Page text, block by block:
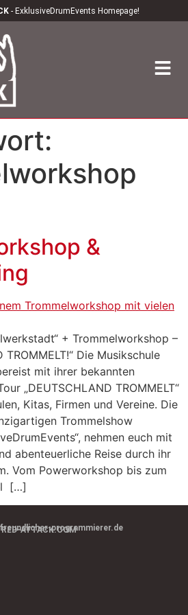
- ExklusiveDrumEvents Homepage!
&
+ Trommelworkshop –
TROMMELT!“ Die Musikschule
mit ihrer bekannten
„DEUTSCHLAND TROMMELT“
Kitas, Firmen und Vereine. Die
Trommelshow
nehmen euch mit
abenteuerliche Reise durch ihr
Vom Powerworkshop bis zum
[…]
ATTACK.COMprogrammierer.de